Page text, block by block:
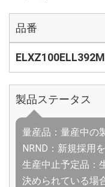
品番
製品ステータス
量産品：量産中の
NRND：新規採用
生産中止予定品：
決められている場